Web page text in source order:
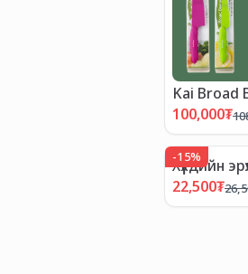
Kai Broad
100,000₮
-15%
Хүүхдийн
22,500₮